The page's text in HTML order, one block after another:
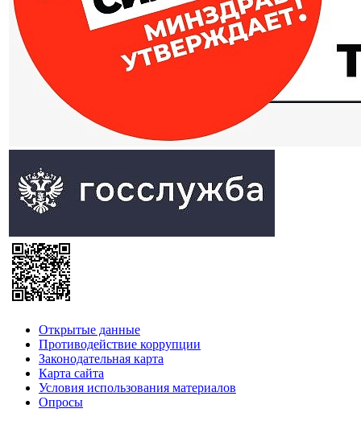
Открытые данные
Противодействие коррупции
Законодательная карта
Карта сайта
Условия использования материалов
Опросы